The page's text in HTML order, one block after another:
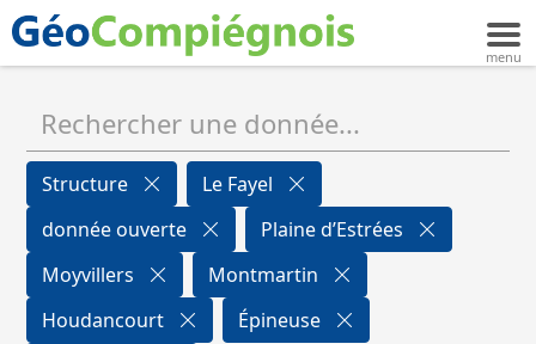
Structure
Le Fayel
donnée ouverte
Plaine d’Estrées
Moyvillers
Montmartin
Houdancourt
Épineuse